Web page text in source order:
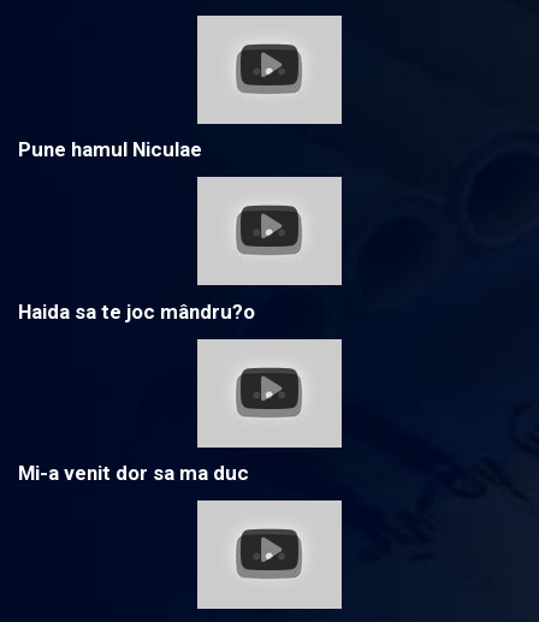
Pune hamul Niculae
Haida sa te joc mândru?o
Mi-a venit dor sa ma duc